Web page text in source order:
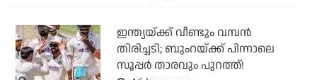
ഇന്ത്യയ്ക്ക് വീണ്ടും വമ്പന്‍
തിരിച്ചടി; ബുംറയ്ക്ക് പിന്നാലെ
സൂപ്പര്‍ താരവും പുറത്ത്!